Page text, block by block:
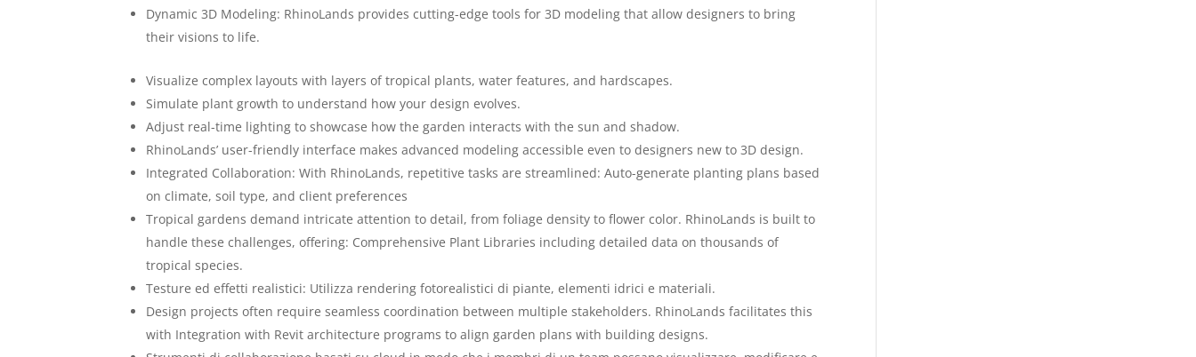
Dynamic 3D Modeling: RhinoLands provides cutting-edge tools for 3D modeling that allow designers to bring
their visions to life.
Visualize complex layouts with layers of tropical plants, water features, and hardscapes.
Simulate plant growth to understand how your design evolves.
Adjust real-time lighting to showcase how the garden interacts with the sun and shadow.
RhinoLands’ user-friendly interface makes advanced modeling accessible even to designers new to 3D design.
Integrated Collaboration: With RhinoLands, repetitive tasks are streamlined: Auto-generate planting plans based
on climate, soil type, and client preferences
Tropical gardens demand intricate attention to detail, from foliage density to flower color. RhinoLands is built to
handle these challenges, offering: Comprehensive Plant Libraries including detailed data on thousands of
tropical species.
Testure ed effetti realistici: Utilizza rendering fotorealistici di piante, elementi idrici e materiali.
Design projects often require seamless coordination between multiple stakeholders. RhinoLands facilitates this
with Integration with Revit architecture programs to align garden plans with building designs.